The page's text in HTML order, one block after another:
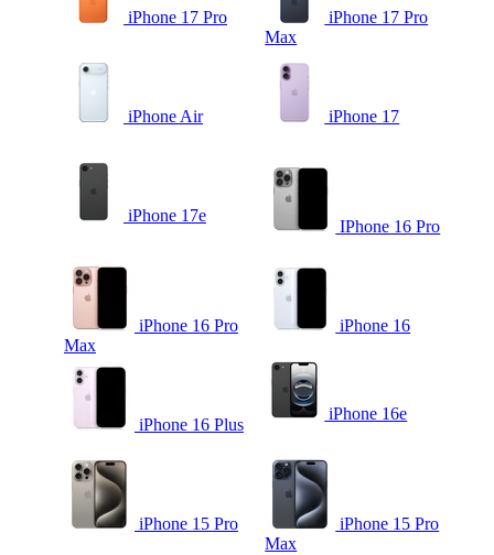
iPhone 17 Pro
iPhone 17 Pro
Max
iPhone Air iPhone 17
iPhone 17e
IPhone 16 Pro
iPhone 16 Pro
Max
iPhone 16
iPhone 16 Plus
iPhone 16e
iPhone 15 Pro
iPhone 15 Pro
Max